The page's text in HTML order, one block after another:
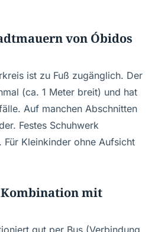
von Óbidos
ist zu Fuß zugänglich. Der
(ca. 1 Meter breit) und hat
Auf manchen Abschnitten
Festes Schuhwerk
Kleinkinder ohne Aufsicht
Kombination mit
gut per Bus (Verbindung